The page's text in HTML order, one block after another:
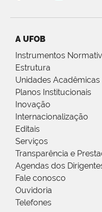
A UFOB
Instrumentos
Estrutura
Unidades Acadêmicas
Planos Institucionais
Inovação
Internacionalização
Editais
Serviços
Transparência e
Agendas dos
Fale conosco
Ouvidoria
Telefones